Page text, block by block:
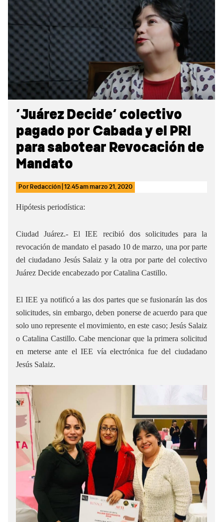
‘Juárez Decide’ colectivo
pagado por Cabada y el PRI
para sabotear Revocación de
Mandato
Por Redacción 12:45 ammarzo 21, 2020
Hipótesis periodística:
Ciudad Juárez.- El IEE recibió dos solicitudes para la
revocación de mandato el pasado 10 de marzo, una por parte
del ciudadano Jesús Salaiz y la otra por parte del colectivo
Juárez Decide encabezado por Catalina Castillo.
El IEE ya notificó a las dos partes que se fusionarán las dos
solicitudes, sin embargo, deben ponerse de acuerdo para que
solo uno represente el movimiento, en este caso; Jesús Salaiz
o Catalina Castillo. Cabe mencionar que la primera solicitud
en meterse ante el IEE vía electrónica fue del ciudadano
Jesús Salaiz.
Sidebar